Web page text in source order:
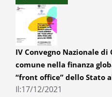
IV Convegno Nazionale
comune nella finanza
“front office” dello Stato
Il:17/12/2021